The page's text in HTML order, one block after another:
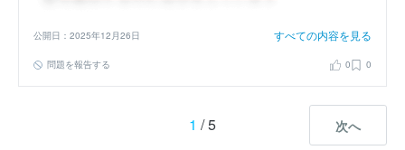
公開日：2025年12月26日 すべての内容を見る
問題を報告する 0 0
1 / 5 次へ